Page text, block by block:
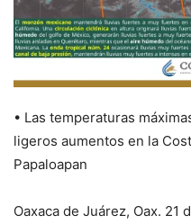
• Las temperaturas
ligeros aumentos en la
Papaloapan
Oaxaca de Juárez, Oax. 21